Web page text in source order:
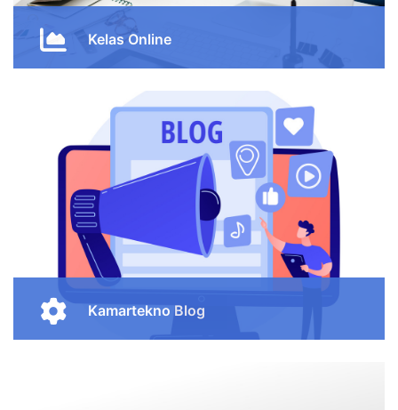
tinggi di bidang teknologi. Kami memiliki tim instruktur
berpengalaman yang akan membantu Anda
mempelajari keterampilan baru dan meningkatkan
karir Anda.
Kamartekno Blog
Kamartekno Blog adalah tempat dimana kita menulis
artikel mengenai perkembangan teknologi informasi
yang terjadi saat ini.
Lanjut